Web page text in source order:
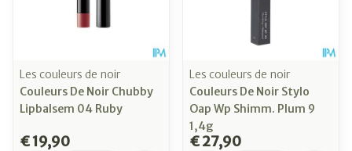
Les couleurs de noir
Couleurs De Noir Chubby
Lipbalsem 04 Ruby
€ 19,90
Les couleurs de noir
Couleurs De Noir Stylo
Oap Wp Shimm. Plum 9
1,4g
€ 27,90